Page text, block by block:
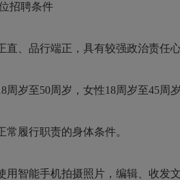
聘条件
、品行端正，具有较强政治责任心
岁至50周岁，女性18周岁至45周
履行职责的身体条件。
智能手机拍摄照片，编辑、收发文